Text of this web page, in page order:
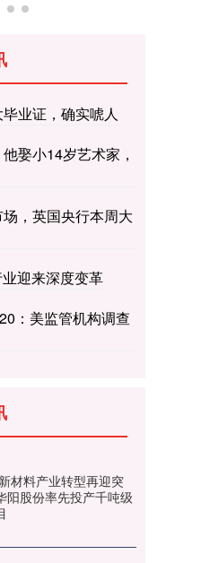
业证，确实唬人
娶小14岁艺术家，
，英国央行本周大
迎来深度变革
：美监管机构调查
材料产业转型再迎突
阳股份率先投产千吨级